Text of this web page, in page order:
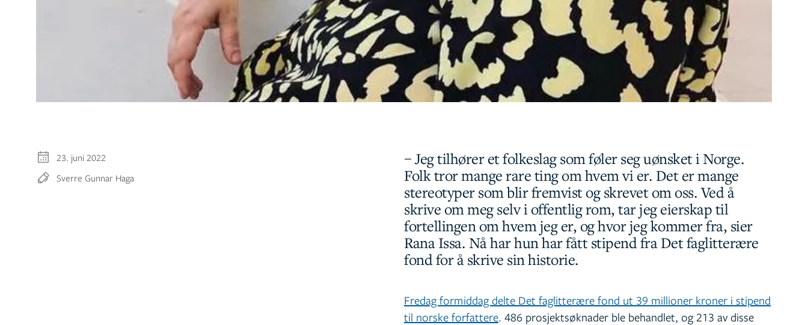
23. juni 2022
Sverre Gunnar Haga
– Jeg tilhører et folkeslag som føler seg uønsket i Norge.
Folk tror mange rare ting om hvem vi er. Det er mange
stereotyper som blir fremvist og skrevet om oss. Ved å
skrive om meg selv i offentlig rom, tar jeg eierskap til
fortellingen om hvem jeg er, og hvor jeg kommer fra, sier
Rana Issa. Nå har hun har fått stipend fra Det faglitterære
fond for å skrive sin historie.
Fredag formiddag delte Det faglitterære fond ut 39 millioner kroner i stipend
til norske forfattere. 486 prosjektsøknader ble behandlet, og 213 av disse